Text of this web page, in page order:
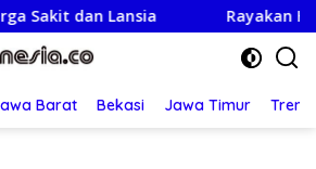
Rayakan HUT ke-
Barat Bekasi Jawa Timur